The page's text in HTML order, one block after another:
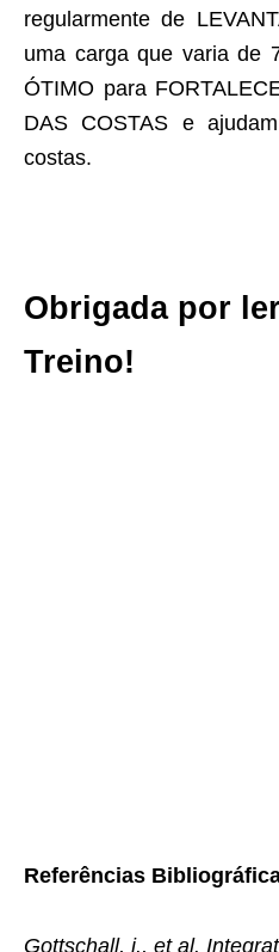
regularmente de
uma carga que varia de
ÓTIMO para
DAS COSTAS e
costas.
Obrigada por
Treino!
Referências
Gottschall, j., et al.